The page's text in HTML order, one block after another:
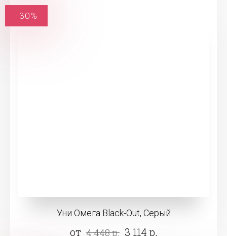
Уни Омега Black-Out, Серый
от 4 448 р. 3 114 р.
-30%